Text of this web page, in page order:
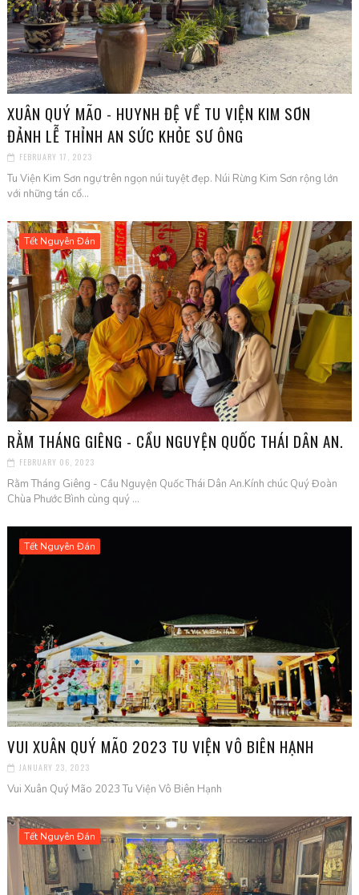
XUÂN QUÝ MÃO - HUYNH ĐỆ VỀ TU VIỆN KIM SƠN
ĐẢNH LỄ THỈNH AN SỨC KHỎE SƯ ÔNG
FEBRUARY 17, 2023
Tu Viện Kim Sơn ngự trên ngọn núi tuyệt đẹp. Núi Rừng Kim Sơn rộng lớn
với những tán cổ...
Tết Nguyên Đán
RẰM THÁNG GIÊNG - CẦU NGUYỆN QUỐC THÁI DÂN AN.
FEBRUARY 06, 2023
Rằm Tháng Giêng - Cầu Nguyện Quốc Thái Dân An.Kính chúc Quý Đoàn
Chùa Phước Bình cùng quý ...
Tết Nguyên Đán
VUI XUÂN QUÝ MÃO 2023 TU VIỆN VÔ BIÊN HẠNH
JANUARY 23, 2023
Vui Xuân Quý Mão 2023 Tu Viện Vô Biên Hạnh
Tết Nguyên Đán